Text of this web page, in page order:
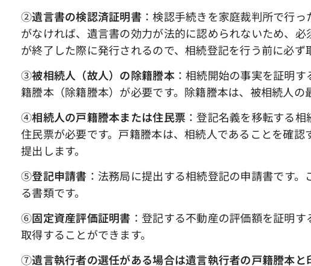
➁遺言書の検認済証明書 ：検認手続きを家庭裁判所で行
がなければ、遺言書の効力が法的に認められないため、
が終了した際に発行されるので、相続登記を行う前に必ず
③被相続人（故人）の除籍謄本：相続開始の事実を証明
籍謄本（除籍謄本）が必要です。除籍謄本は、被相続人の
④相続人の戸籍謄本または住民票 ：登記名義を移転する
住民票が必要です。戸籍謄本は、相続人であることを確
提出します。
➄登記申請書 ：法務局に提出する相続登記の申請書です
る書類です。
⑥固定資産評価証明書 ：登記する不動産の評価額を証明
取得することができます。
⑦遺言執行者の選任がある場合は遺言執行者の戸籍謄本と